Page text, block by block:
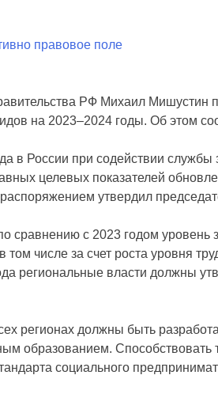
в
р
:
o
i
d
m
d
y
правовое поле
РФ Михаил
на 2023–2024 годы. Об этом
в России при содействии
целевых показателей
утвердил
сравнению с 2023 годом уровень
том числе за счет роста уровня
региональные власти должны
регионах должны быть
образованием. Способствовать
социального